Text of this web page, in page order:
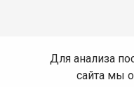
Для анализа
сайта мы